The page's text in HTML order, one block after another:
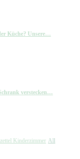
Küche? Unsere…
verstecken…
Kinderzimmer All